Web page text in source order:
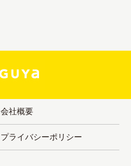
会社概要
プライバシーポリシー